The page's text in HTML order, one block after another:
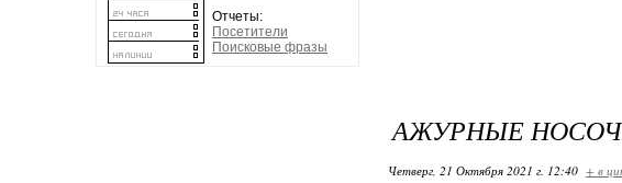
Отчеты:
Посетители
Поисковые фразы
АЖУРНЫЕ
Четверг, 21 Октября 2021 г. 12:40 + в